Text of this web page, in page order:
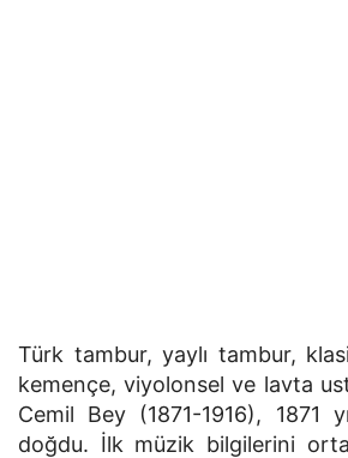
Türk tambur, yaylı tambur,
kemençe, viyolonsel ve lavta
Cemil Bey (1871-1916), 1871
doğdu. İlk müzik bilgilerini orta